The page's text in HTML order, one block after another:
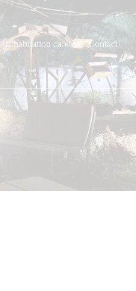
L’habitation caféière Contact